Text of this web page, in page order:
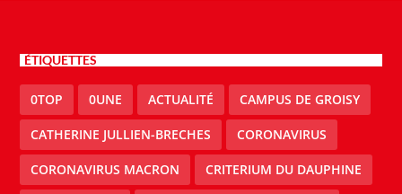
ÉTIQUETTES
0TOP 0UNE ACTUALITÉ CAMPUS DE GROISY
CATHERINE JULLIEN-BRECHES CORONAVIRUS
CORONAVIRUS MACRON CRITERIUM DU DAUPHINE